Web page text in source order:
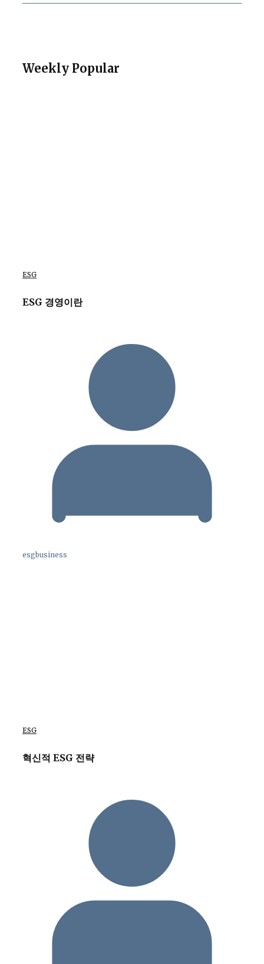
Weekly Popular
ESG
ESG 경영이란
esgbusiness
ESG
혁신적 ESG 전략